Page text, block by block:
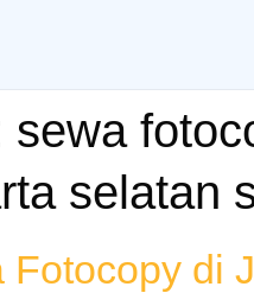
sewa
selatan
Fotocopy di